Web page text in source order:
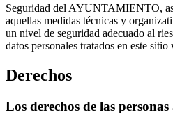
Seguridad del AYUNTAMIENTO,
aquellas medidas técnicas y
un nivel de seguridad adecuado al
datos personales tratados en este sitio
Derechos
Los derechos de las